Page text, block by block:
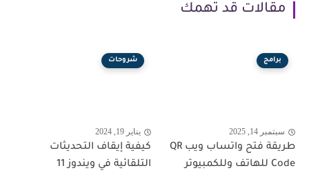
مقالات قد تهمك
برامج
سبتمبر 14, 2025
طريقة فتح واتساب ويب QR
Code للهاتف وللكمبيوتر
شروحات
يناير 19, 2024
كيفية إيقاف التحديثات
التلقائية في ويندوز 11